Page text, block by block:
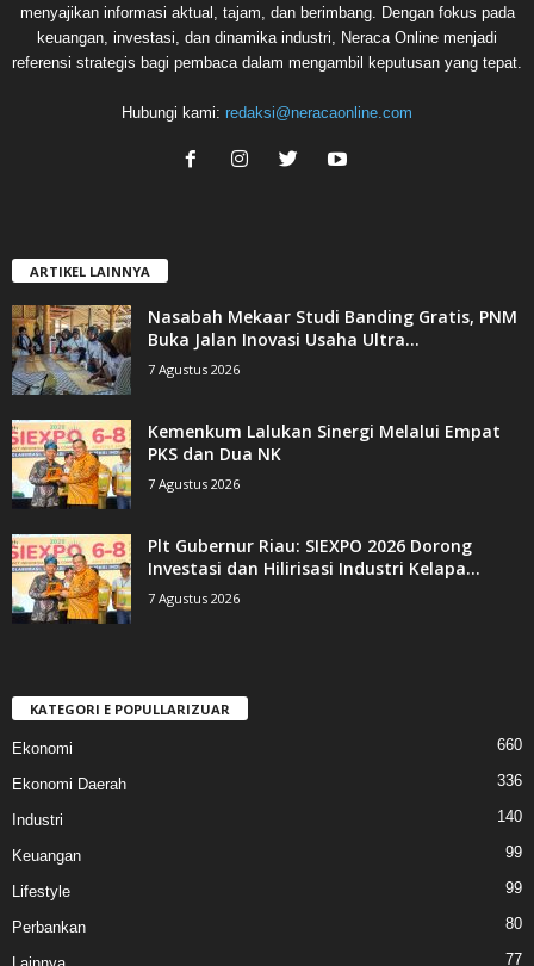
menyajikan informasi aktual, tajam, dan berimbang. Dengan fokus pada
keuangan, investasi, dan dinamika industri, Neraca Online menjadi
referensi strategis bagi pembaca dalam mengambil keputusan yang tepat.
Hubungi kami: redaksi@neracaonline.com
ARTIKEL LAINNYA
Nasabah Mekaar Studi Banding Gratis, PNM
Buka Jalan Inovasi Usaha Ultra...
7 Agustus 2026
Kemenkum Lalukan Sinergi Melalui Empat
PKS dan Dua NK
7 Agustus 2026
Plt Gubernur Riau: SIEXPO 2026 Dorong
Investasi dan Hilirisasi Industri Kelapa...
7 Agustus 2026
KATEGORI E POPULLARIZUAR
Ekonomi 660
Ekonomi Daerah 336
Industri 140
Keuangan 99
Lifestyle 99
Perbankan 80
77